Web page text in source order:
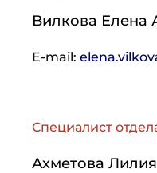
Вилкова Елена
E-mail:
Специалист
Ахметова